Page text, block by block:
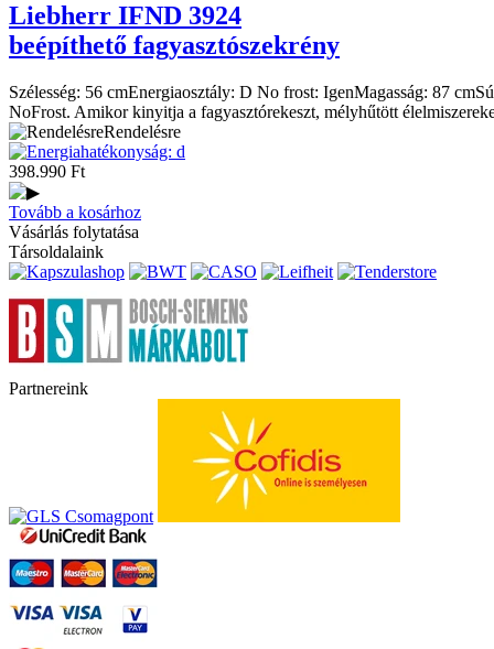
Liebherr IFND 3924
beépíthető fagyasztószekrény
Szélesség: 56 cmEnergiaosztály: D No frost: IgenMagasság: 87 cm
NoFrost. Amikor kinyitja a fagyasztórekeszt, mélyhűtött
Rendelésre
398.990 Ft
Tovább a kosárhoz
Vásárlás folytatása
Társoldalaink
Partnereink